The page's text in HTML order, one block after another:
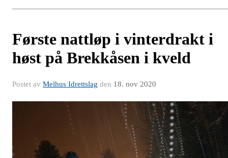
Første nattløp i vinterdrakt i
høst på Brekkåsen i kveld
Postet av Melhus Idrettslag den 18. nov 2020